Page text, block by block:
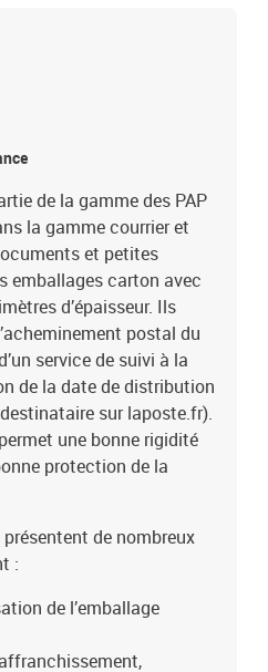
de la gamme des PAP
la gamme courrier et
et petites
emballages carton avec
d’épaisseur. Ils
postal du
service de suivi à la
de la date de distribution
sur laposte.fr).
une bonne rigidité
protection de la
de nombreux
:
de l’emballage